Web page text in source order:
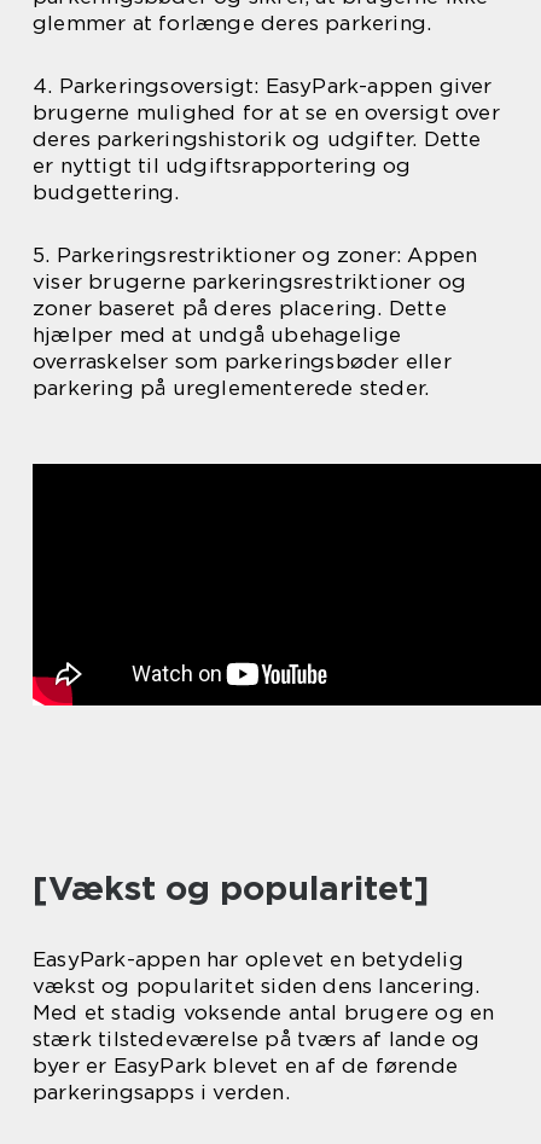
glemmer at forlænge deres parkering.
4. Parkeringsoversigt: EasyPark-appen giver
brugerne mulighed for at se en oversigt over
deres parkeringshistorik og udgifter. Dette
er nyttigt til udgiftsrapportering og
budgettering.
5. Parkeringsrestriktioner og zoner: Appen
viser brugerne parkeringsrestriktioner og
zoner baseret på deres placering. Dette
hjælper med at undgå ubehagelige
overraskelser som parkeringsbøder eller
parkering på ureglementerede steder.
[Vækst og popularitet]
EasyPark-appen har oplevet en betydelig
vækst og popularitet siden dens lancering.
Med et stadig voksende antal brugere og en
stærk tilstedeværelse på tværs af lande og
byer er EasyPark blevet en af de førende
parkeringsapps i verden.